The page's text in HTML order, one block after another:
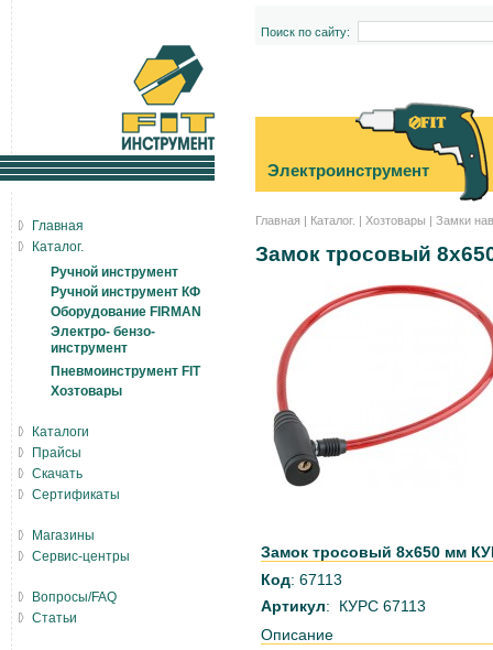
Поиск по сайту:
Электроинструмент
Главная | Каталог. | Хозтовары | Замки
Замок тросовый
Замок тросовый 8х650 мм
Код: 67113
Артикул: КУРС 67113
Описание
Главная
Каталог.
Ручной инструмент
Ручной инструмент КФ
Оборудование FIRMAN
Электро- бензо-
инструмент
Пневмоинструмент FIT
Хозтовары
Каталоги
Прайсы
Скачать
Сертификаты
Магазины
Сервис-центры
Вопросы/FAQ
Статьи